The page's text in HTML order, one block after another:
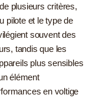
plusieurs critères,
pilote et le type de
souvent des
tandis que les
plus sensibles
élément
en voltige